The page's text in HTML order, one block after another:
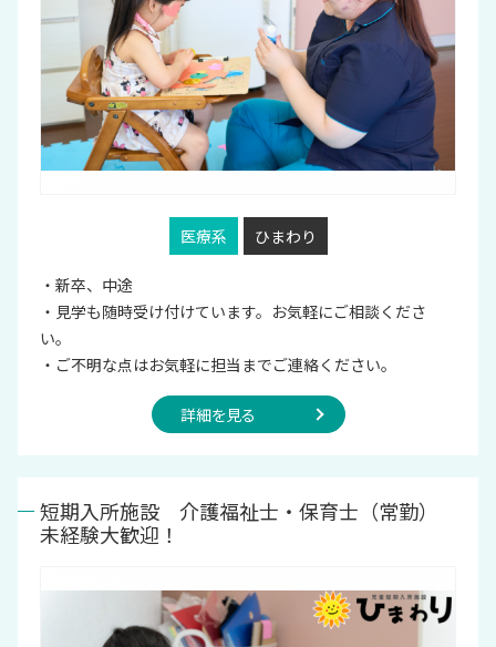
医療系 ひまわり
・新卒、中途
・見学も随時受け付けています。お気軽にご相談くださ
い。
・ご不明な点はお気軽に担当までご連絡ください。
詳細を見る
短期入所施設 介護福祉士・保育士（常勤）
未経験大歓迎！